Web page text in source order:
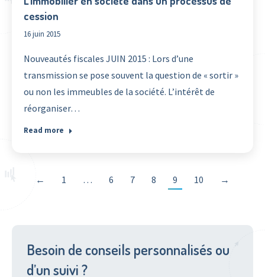
cession
16 juin 2015
Nouveautés fiscales JUIN 2015 : Lors d’une
transmission se pose souvent la question de « sortir »
ou non les immeubles de la société. L’intérêt de
réorganiser…
Read more
← 1 … 6 7 8 9 10 →
Besoin de conseils personnalisés ou
d’un suivi ?